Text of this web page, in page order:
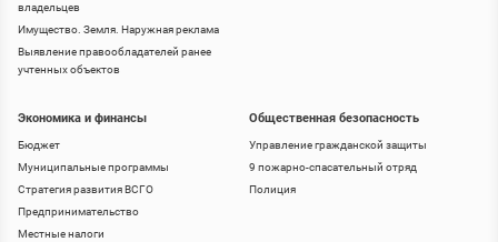
владельцев
Имущество. Земля. Наружная реклама
Выявление правообладателей ранее
учтенных объектов
Экономика и финансы
Бюджет
Муниципальные программы
Стратегия развития ВСГО
Предпринимательство
Местные налоги
Общественная безопасность
Управление гражданской защиты
9 пожарно-спасательный отряд
Полиция